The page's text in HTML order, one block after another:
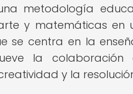
metodología
y matemáticas en
se centra en la
la
y la